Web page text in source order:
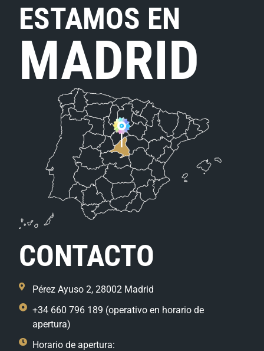
ESTAMOS EN
MADRID
CONTACTO
Pérez Ayuso 2, 28002 Madrid
+34 660 796 189 (operativo en horario de
apertura)
Horario de apertura: